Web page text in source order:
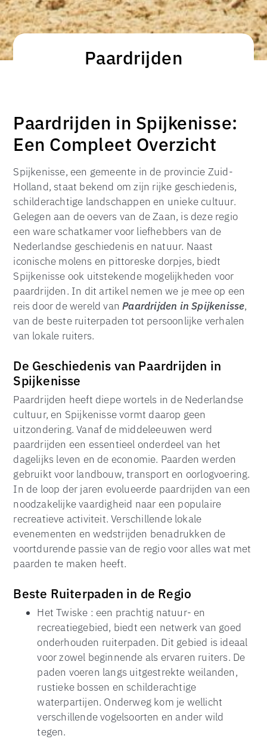
Paardrijden
Paardrijden in Spijkenisse:
Een Compleet Overzicht
Spijkenisse, een gemeente in de provincie Zuid-
Holland, staat bekend om zijn rijke geschiedenis,
schilderachtige landschappen en unieke cultuur.
Gelegen aan de oevers van de Zaan, is deze regio
een ware schatkamer voor liefhebbers van de
Nederlandse geschiedenis en natuur. Naast
iconische molens en pittoreske dorpjes, biedt
Spijkenisse ook uitstekende mogelijkheden voor
paardrijden. In dit artikel nemen we je mee op een
reis door de wereld vanPaardrijden in Spijkenisse,
van de beste ruiterpaden tot persoonlijke verhalen
van lokale ruiters.
De Geschiedenis van Paardrijden in
Spijkenisse
Paardrijden heeft diepe wortels in de Nederlandse
cultuur, en Spijkenisse vormt daarop geen
uitzondering. Vanaf de middeleeuwen werd
paardrijden een essentieel onderdeel van het
dagelijks leven en de economie. Paarden werden
gebruikt voor landbouw, transport en oorlogvoering.
In de loop der jaren evolueerde paardrijden van een
noodzakelijke vaardigheid naar een populaire
recreatieve activiteit. Verschillende lokale
evenementen en wedstrijden benadrukken de
voortdurende passie van de regio voor alles wat met
paarden te maken heeft.
Beste Ruiterpaden in de Regio
Het Twiske : een prachtig natuur- en
recreatiegebied, biedt een netwerk van goed
onderhouden ruiterpaden. Dit gebied is ideaal
voor zowel beginnende als ervaren ruiters. De
paden voeren langs uitgestrekte weilanden,
rustieke bossen en schilderachtige
waterpartijen. Onderweg kom je wellicht
verschillende vogelsoorten en ander wild
tegen.